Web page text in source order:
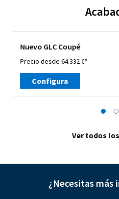
Nuevo GLC Coupé
Precio desde 64.332 €*
Configura
Ver todos
¿Necesitas más